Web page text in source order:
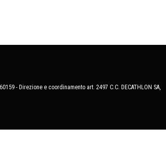
- Direzione e coordinamento art. 2497 C.C. DECATHLON SA,